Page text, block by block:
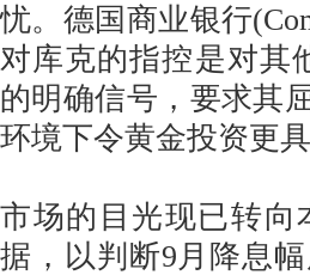
忧。德国商业银行
对库克的指控是对其
的明确信号，要求其
环境下令黄金投资更
市场的目光现已转向
据，以判断9月降息